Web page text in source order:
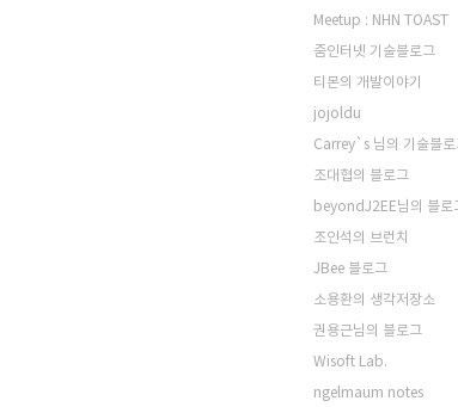
Meetup : NHN TOAST
줌인터넷 기술블로그
티몬의 개발이야기
jojoldu
Carrey`s 님의 기술블로
조대협의 블로그
beyondJ2EE님의 블로
조인석의 브런치
JBee 블로그
소용환의 생각저장소
권용근님의 블로그
Wisoft Lab.
ngelmaum notes